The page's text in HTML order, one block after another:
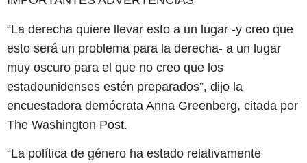
“La derecha quiere llevar esto a un lugar -y creo que
esto será un problema para la derecha- a un lugar
muy oscuro para el que no creo que los
estadounidenses estén preparados”, dijo la
encuestadora demócrata Anna Greenberg, citada por
The Washington Post.
“La política de género ha estado relativamente